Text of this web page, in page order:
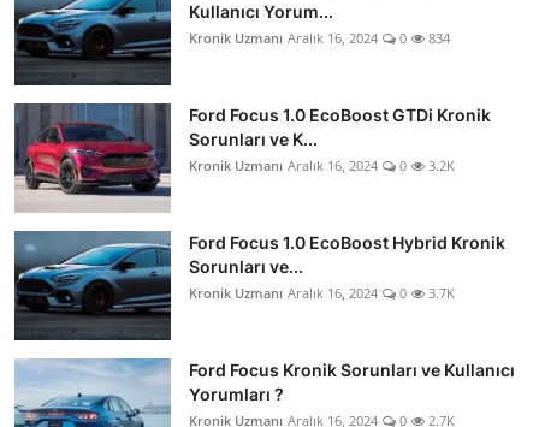
Kullanıcı Yorum...
Kronik Uzmanı Aralık 16, 2024 0 834
Ford Focus 1.0 EcoBoost GTDi Kronik
Sorunları ve K...
Kronik Uzmanı Aralık 16, 2024 0 3.2K
Ford Focus 1.0 EcoBoost Hybrid Kronik
Sorunları ve...
Kronik Uzmanı Aralık 16, 2024 0 3.7K
Ford Focus Kronik Sorunları ve Kullanıcı
Yorumları ?
Kronik Uzmanı Aralık 16, 2024 0 2.7K